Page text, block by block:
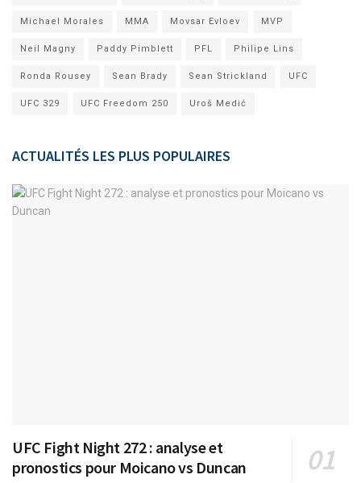
Michael Morales MMA Movsar Evloev MVP
Neil Magny Paddy Pimblett PFL Philipe Lins
Ronda Rousey Sean Brady Sean Strickland UFC
UFC 329 UFC Freedom 250 Uroš Medić
ACTUALITÉS LES PLUS POPULAIRES
UFC Fight Night 272 : analyse et
pronostics pour Moicano vs Duncan